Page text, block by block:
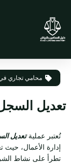
محامي تجاري
تعديل
تُعتبر عمليةتعديل
إدارة الأعمال، حيث
تطرأ على نشاط